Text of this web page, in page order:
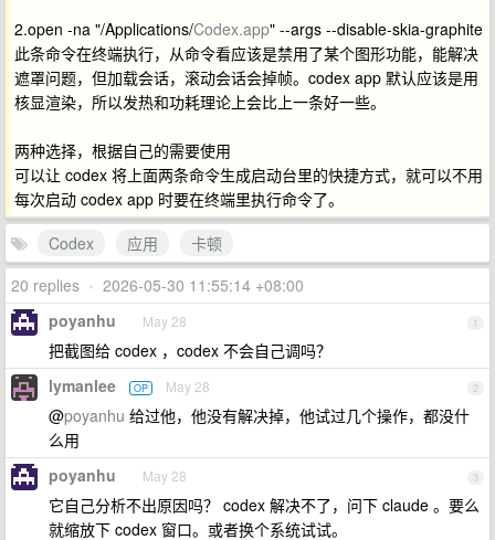
2.open -na "/Applications/Codex.app" --args --disable-skia-graphite
此条命令在终端执行，从命令看应该是禁用了某个图形功能，能解决
遮罩问题，但加载会话，滚动会话会掉帧。codex app 默认应该是用
核显渲染，所以发热和功耗理论上会比上一条好一些。
两种选择，根据自己的需要使用
可以让 codex 将上面两条命令生成启动台里的快捷方式，就可以不用
每次启动 codex app 时要在终端里执行命令了。
Codex
应用
卡顿
20 replies • 2026-05-30 11:55:14 +08:00
1
poyanhu May 28
把截图给 codex ，codex 不会自己调吗？
2
lymanlee OP May 28
@poyanhu 给过他，他没有解决掉，他试过几个操作，都没什
么用
3
poyanhu May 28
它自己分析不出原因吗？ codex 解决不了，问下 claude 。要么
就缩放下 codex 窗口。或者换个系统试试。